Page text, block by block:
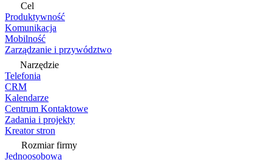
Cel
Produktywność
Komunikacja
Mobilność
Zarządzanie i przywództwo
Narzędzie
Telefonia
CRM
Kalendarze
Centrum Kontaktowe
Zadania i projekty
Kreator stron
Rozmiar firmy
Jednoosobowa